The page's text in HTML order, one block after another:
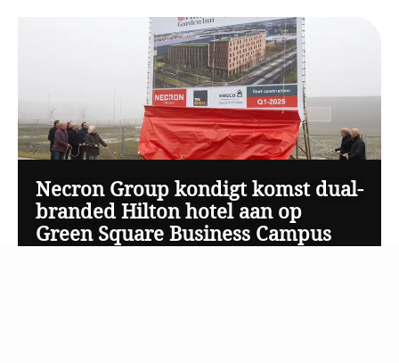
Necron Group kondigt komst dual-
branded Hilton hotel aan op
Green Square Business Campus